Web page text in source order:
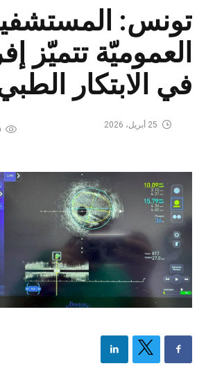
تونس:
العموميّة تتميّز
في الابتكار
25 أبريل، 2026